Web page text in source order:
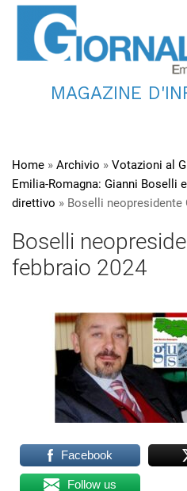
MAGAZINE
Home » Archivio » Votazioni al
Emilia-Romagna: Gianni Boselli
direttivo » Boselli neopresidente
Boselli
febbraio 2024
Facebook
Follow us